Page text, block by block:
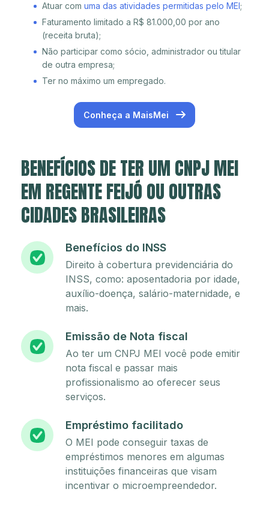
Atuar com uma das atividades permitidas pelo MEI;
Faturamento limitado a R$ 81.000,00 por ano
(receita bruta);
Não participar como sócio, administrador ou titular
de outra empresa;
Ter no máximo um empregado.
Conheça a MaisMei
BENEFÍCIOS DE TER UM CNPJ MEI
EM REGENTE FEIJÓ OU OUTRAS
CIDADES BRASILEIRAS
Benefícios do INSS
Direito à cobertura previdenciária do
INSS, como: aposentadoria por idade,
auxílio-doença, salário-maternidade, e
mais.
Emissão de Nota fiscal
Ao ter um CNPJ MEI você pode emitir
nota fiscal e passar mais
profissionalismo ao oferecer seus
serviços.
Empréstimo facilitado
O MEI pode conseguir taxas de
empréstimos menores em algumas
instituições financeiras que visam
incentivar o microempreendedor.